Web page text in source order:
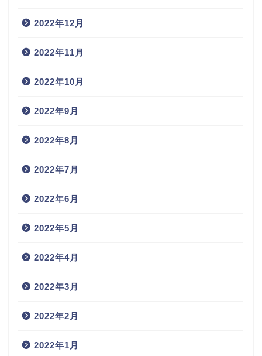
2022年12月
2022年11月
2022年10月
2022年9月
2022年8月
2022年7月
2022年6月
2022年5月
2022年4月
2022年3月
2022年2月
2022年1月